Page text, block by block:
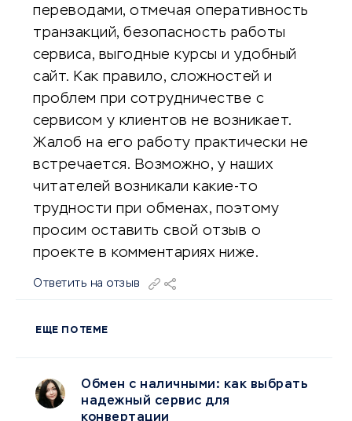
переводами, отмечая оперативность
транзакций, безопасность работы
сервиса, выгодные курсы и удобный
сайт. Как правило, сложностей и
проблем при сотрудничестве с
сервисом у клиентов не возникает.
Жалоб на его работу практически не
встречается. Возможно, у наших
читателей возникали какие-то
трудности при обменах, поэтому
просим оставить свой отзыв о
проекте в комментариях ниже.
Ответить на отзыв
ЕЩЕ ПО ТЕМЕ
Обмен с наличными: как выбрать
надежный сервис для
конвертации